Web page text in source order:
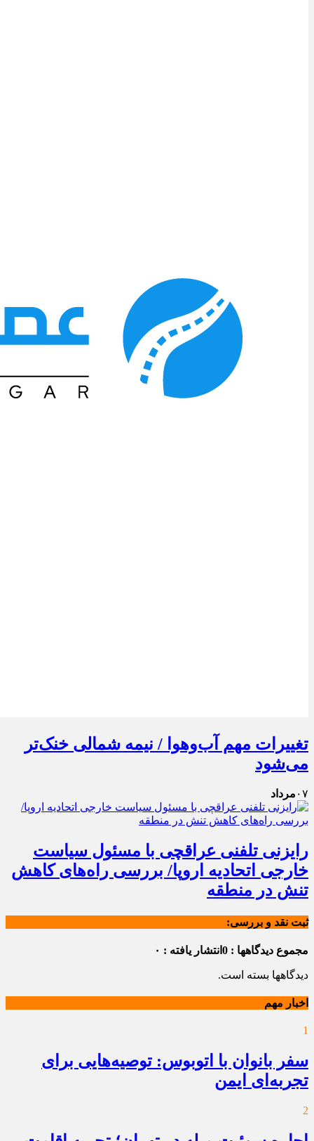
تغییرات مهم آب‌وهوا / نیمه شمالی خنک‌تر
می‌شود
۰۷ مرداد
رایزنی تلفنی عراقچی با مسئول سیاست
خارجی اتحادیه اروپا/ بررسی راه‌های کاهش
تنش در منطقه
ثبت نقد و بررسی:
مجموع دیدگاهها : 0 انتشار یافته : ۰
دیدگاهها بسته است.
اخبار مهم
1
سفر بانوان با اتوبوس: توصیه‌هایی برای
تجربه‌ای ایمن
2